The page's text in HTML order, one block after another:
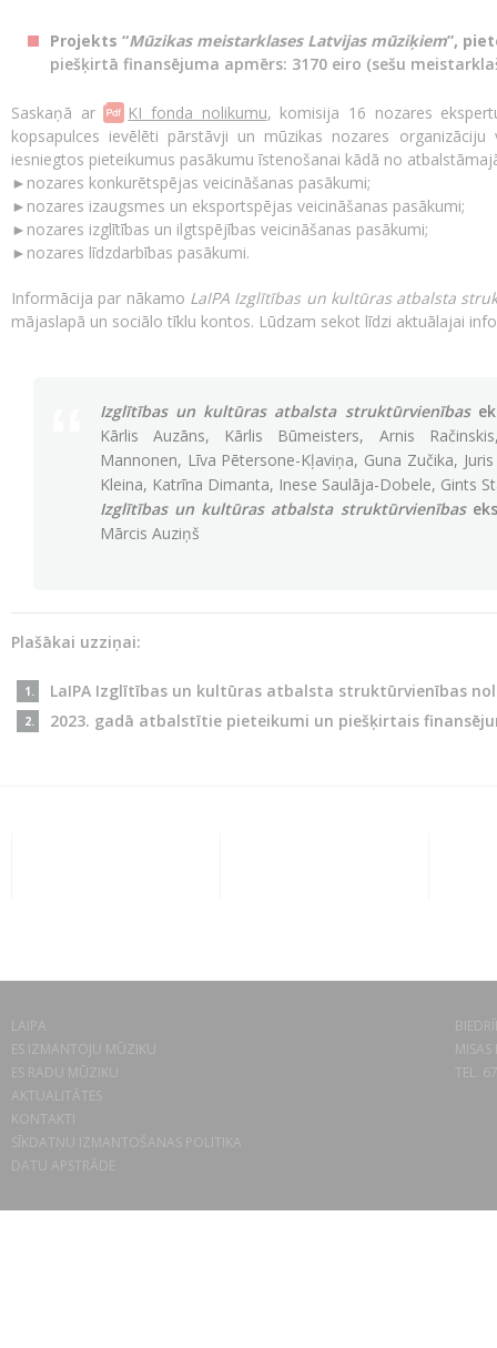
Projekts “Mūzikas meistarklases Latvijas mūziķiem”,
piešķirtā finansējuma apmērs: 3170 eiro (sešu
Saskaņā ar KI fonda nolikumu, komisija 16 nozares
kopsapulces ievēlēti pārstāvji un mūzikas nozares
iesniegtos pieteikumus pasākumu īstenošanai kādā no
► nozares konkurētspējas veicināšanas pasākumi;
► nozares izaugsmes un eksportspējas veicināšanas pasākumi;
► nozares izglītības un ilgtspējības veicināšanas pasākumi;
► nozares līdzdarbības pasākumi.
Informācija par nākamo LaIPA Izglītības un kultūras atbalsta
mājaslapā un sociālo tīklu kontos. Lūdzam sekot līdzi aktuālajai
Izglītības un kultūras atbalsta struktūrvienības
Kārlis Auzāns, Kārlis Būmeisters, Arnis
Mannonen, Līva Pētersone-Kļaviņa, Guna Zučika,
Kleina, Katrīna Dimanta, Inese Saulāja-Dobele, Gints
Izglītības un kultūras atbalsta struktūrvienības
Mārcis Auziņš
Plašākai uzziņai:
LaIPA Izglītības un kultūras atbalsta struktūrvienības
2023. gadā atbalstītie pieteikumi un piešķirtais
LAIPA
ES IZMANTOJU MŪZIKU
ES RADU MŪZIKU
AKTUALITĀTES
KONTAKTI
SĪKDATŅU IZMANTOŠANAS POLITIKA
DATU APSTRĀDE
TEL.